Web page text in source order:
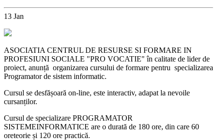
13 Jan
ASOCIATIA CENTRUL DE RESURSE SI FORMARE IN
PROFESIUNI SOCIALE "PRO VOCATIE" în calitate de lider de
proiect, anunță organizarea cursului de formare pentru specializarea
Programator de sistem informatic.
Cursul se desfășoară on-line, este interactiv, adapat la nevoile
cursanților.
Cursul de specializare PROGRAMATOR
SISTEMEINFORMATICE are o durată de 180 ore, din care 60
oreteorie și 120 ore practică.